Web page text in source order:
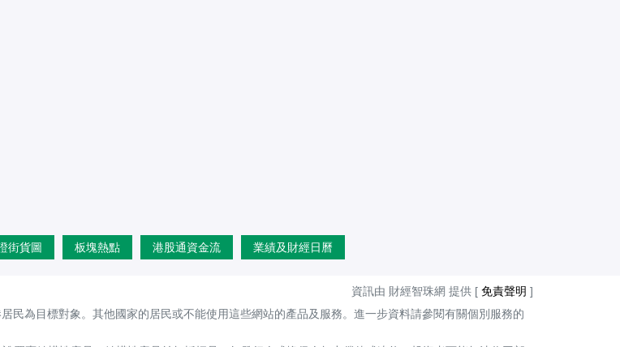
街貨圖 板塊熱點 港股通資金流 業績及財經日曆
資訊由 財經智珠網 提供 [ 免責聲明 ]
民為目標對象。其他國家的居民或不能使用這些網站的產品及服務。進一步資料請參閱有關個別服務的